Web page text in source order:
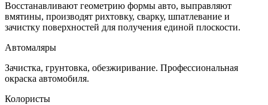
Восстанавливают геометрию формы авто, выправляют
вмятины, производят рихтовку, сварку, шпатлевание и
зачистку поверхностей для получения единой плоскости.
Автомаляры
Зачистка, грунтовка, обезжиривание. Профессиональная
окраска автомобиля.
Колористы